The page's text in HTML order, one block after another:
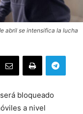
abril se intensifica la lucha
bloqueado
a nivel